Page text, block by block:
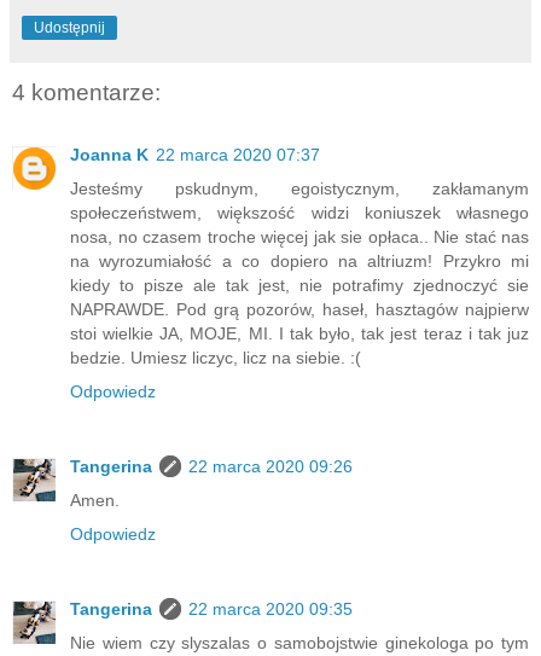
Udostępnij
4 komentarze:
Joanna K 22 marca 2020 07:37
Jesteśmy pskudnym, egoistycznym, zakłamanym
społeczeństwem, większość widzi koniuszek własnego
nosa, no czasem troche więcej jak sie opłaca.. Nie stać nas
na wyrozumiałość a co dopiero na altriuzm! Przykro mi
kiedy to pisze ale tak jest, nie potrafimy zjednoczyć sie
NAPRAWDE. Pod grą pozorów, haseł, hasztagów najpierw
stoi wielkie JA, MOJE, MI. I tak było, tak jest teraz i tak juz
bedzie. Umiesz liczyc, licz na siebie. :(
Odpowiedz
Tangerina
22 marca 2020 09:26
Amen.
Odpowiedz
Tangerina
22 marca 2020 09:35
Nie wiem czy slyszalas o samobojstwie ginekologa po tym